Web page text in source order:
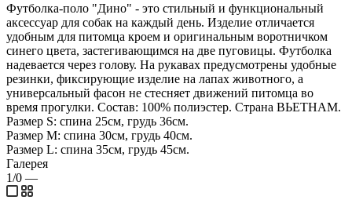
Футболка-поло "Дино" - это стильный и функциональный
аксессуар для собак на каждый день. Изделие отличается
удобным для питомца кроем и оригинальным воротничком
синего цвета, застегивающимся на две пуговицы. Футболка
надевается через голову. На рукавах предусмотрены удобные
резинки, фиксирующие изделие на лапах животного, а
универсальный фасон не стесняет движений питомца во
время прогулки. Состав: 100% полиэстер. Страна ВЬЕТНАМ.
Размер S: спина 25см, грудь 36см.
Размер M: спина 30см, грудь 40см.
Размер L: спина 35см, грудь 45см.
Галерея
1/0 —